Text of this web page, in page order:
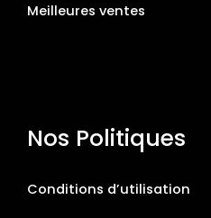
Meilleures ventes
Nos Politiques
Conditions d’utilisation